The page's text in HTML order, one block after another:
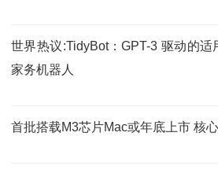
世界热议:TidyBot：GPT-3 驱动的
家务机器人
首批搭载M3芯片Mac或年底上市 核